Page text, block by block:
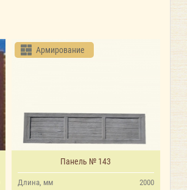
Армирование
Панель № 143
2000
Длина, мм